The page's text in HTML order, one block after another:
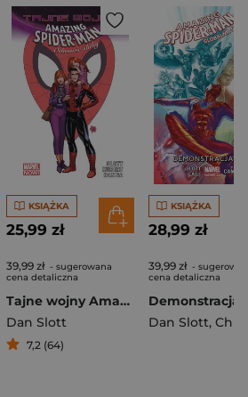
KSIĄŻKA
25,99 zł
39,99 zł - sugerowana
cena detaliczna
Tajne wojny Amazing Spider-Man Odnowić śluby
Dan Slott
7,2 (64)
KSIĄŻKA
28,99 zł
39,99 zł -
cena detaliczna
Dan Slott,